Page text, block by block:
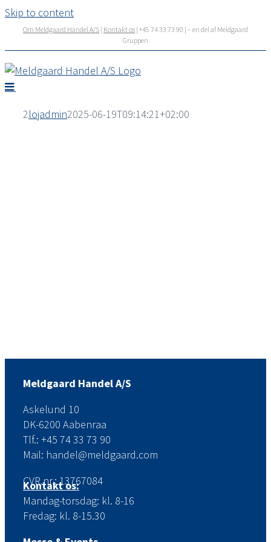
Skip to content
Om Meldgaard Handel A/S | Kontakt os | +45 74 33 73 90 | – en del af Meldgaard
Gruppen
2lojadmin2025-06-19T09:14:21+02:00
Meldgaard Handel A/S
Askelund 10
DK-6200 Aabenraa
Tlf.: +45 74 33 73 90
Mail: handel@meldgaard.com
CVR.nr.: 13767084
Kontakt os:
Mandag-torsdag: kl. 8-16
Fredag: kl. 8-15.30